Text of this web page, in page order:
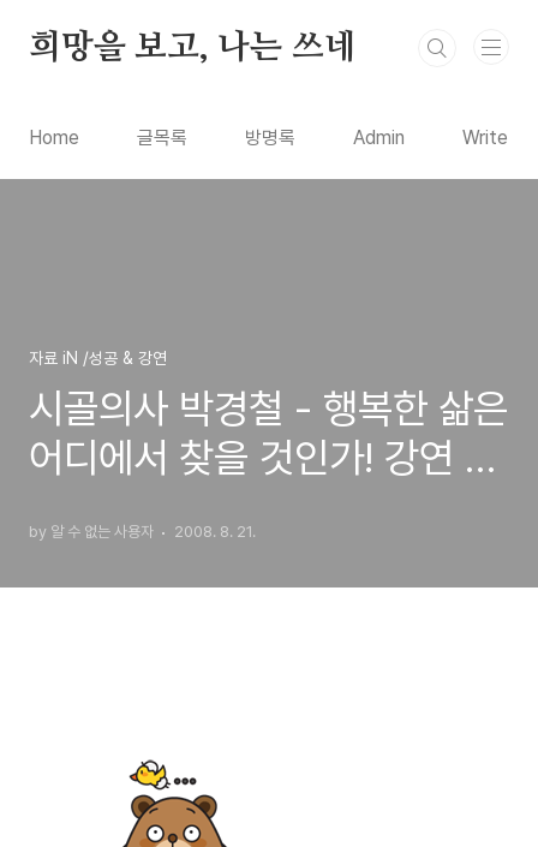
희망을 보고, 나는 쓰네
Home 글목록 방명록 Admin Write
자료 iN /성공 & 강연
시골의사 박경철 - 행복한 삶은
어디에서 찾을 것인가! 강연 오
by 알 수 없는 사용자 2008. 8. 21.